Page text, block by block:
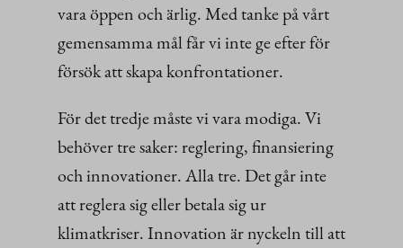
vara öppen och ärlig. Med tanke på vårt
gemensamma mål får vi inte ge efter för
försök att skapa konfrontationer.
För det tredje måste vi vara modiga. Vi
behöver tre saker: reglering, finansiering
och innovationer. Alla tre. Det går inte
att reglera sig eller betala sig ur
klimatkriser. Innovation är nyckeln till att